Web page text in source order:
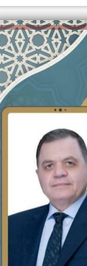
تكتب: دي مبقتش كورة..
دي سياسة